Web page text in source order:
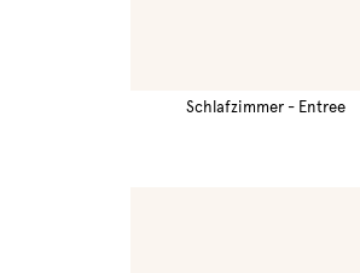
Schlafzimmer - Entree